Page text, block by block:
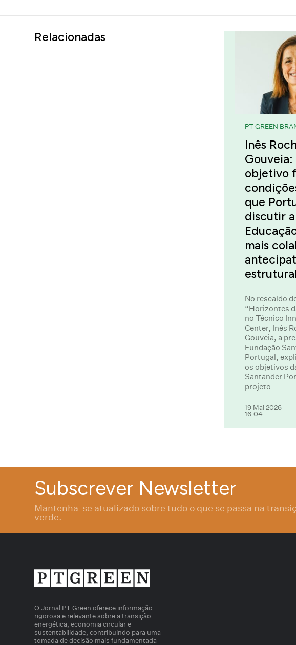
Relacionadas
PT GREEN
Inês
Gouveia:
objetivo
que
discutir a
mais
No rescaldo
“Horizontes
no Técnico
Center, Inês
Gouveia, a
Fundação
Portugal,
os objetivos
Santander
projeto
19 Mai 2026 -
16:04
Subscrever Newsletter
Mantenha-se atualizado sobre tudo o que se passa na
verde.
O Jornal PT Green oferece informação
rigorosa e relevante sobre a transição
energética, economia circular e
sustentabilidade, contribuindo para uma
tomada de decisão mais fundamentada